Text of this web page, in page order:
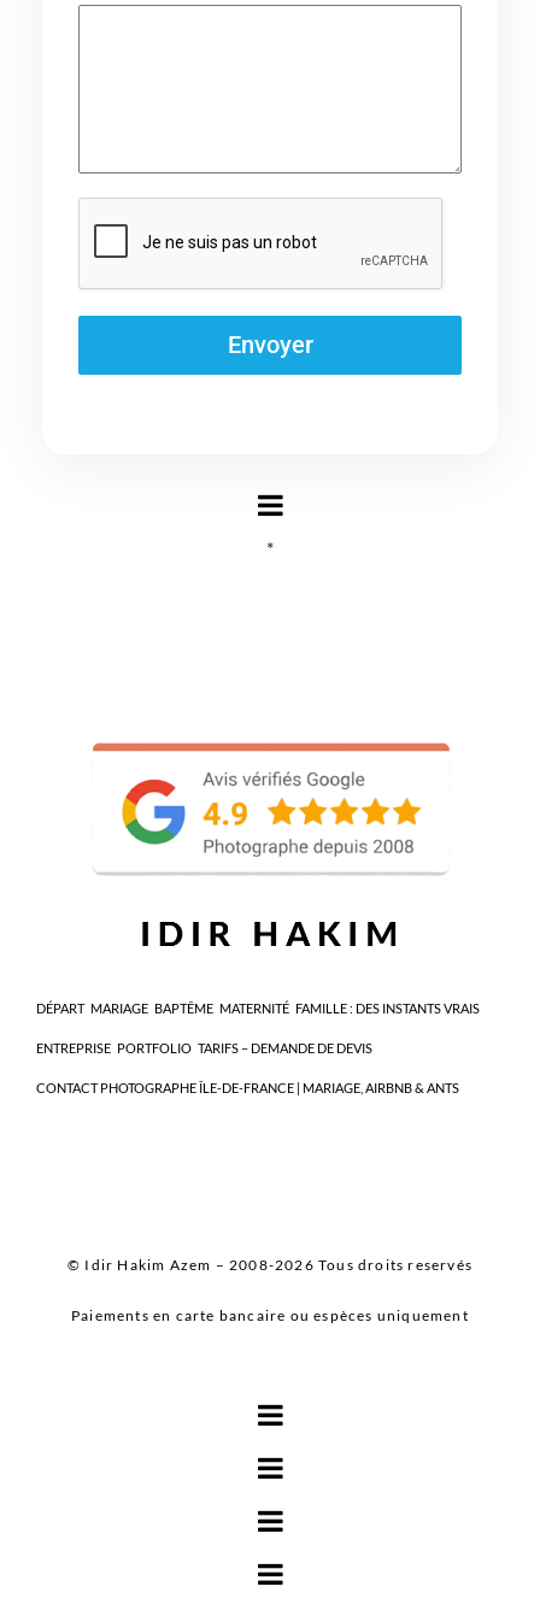
Envoyer
*
DÉPART MARIAGE BAPTÊME MATERNITÉ FAMILLE : DES INSTANTS VRAIS
ENTREPRISE PORTFOLIO TARIFS – DEMANDE DE DEVIS
CONTACT PHOTOGRAPHE ÎLE-DE-FRANCE | MARIAGE, AIRBNB & ANTS
© Idir Hakim Azem – 2008-2026 Tous droits reservés
Paiements en carte bancaire ou espèces uniquement